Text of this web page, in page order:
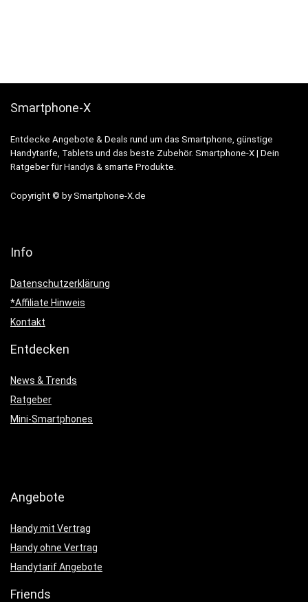
Smartphone-X
Entdecke Angebote & Deals rund um das Smartphone, günstige
Handytarife, Tablets und das beste Zubehör. Smartphone-X | Dein
Ratgeber für Handys & smarte Produkte.
Copyright © by Smartphone-X.de
Info
Datenschutzerklärung
*Affiliate Hinweis
Kontakt
Entdecken
News & Trends
Ratgeber
Mini-Smartphones
Angebote
Handy mit Vertrag
Handy ohne Vertrag
Handytarif Angebote
Friends